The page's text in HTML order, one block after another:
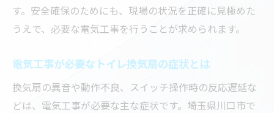
す。安全確保のためにも、現場の状況を正確に見極めた
うえで、必要な電気工事を行うことが求められます。
電気工事が必要なトイレ換気扇の症状とは
換気扇の異音や動作不良、スイッチ操作時の反応遅延な
どは、電気工事が必要な主な症状です。埼玉県川口市で